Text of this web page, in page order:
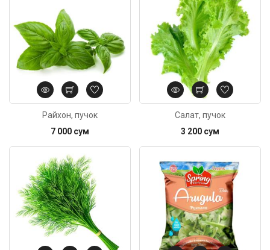
Райхон, пучок
7 000 сум
Салат, пучок
3 200 сум